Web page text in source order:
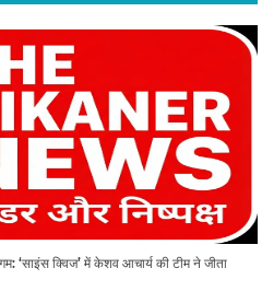
‘साइंस क्विज’ में केशव आचार्य की टीम ने जीता